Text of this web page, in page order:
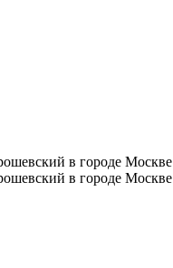
в городе Москве
в городе Москве